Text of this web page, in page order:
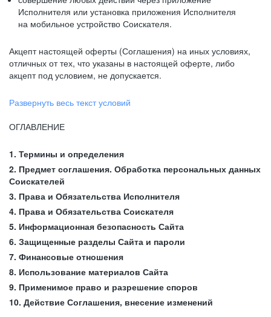
Исполнителя или установка приложения Исполнителя
на мобильное устройство Соискателя.
Акцепт настоящей оферты (Соглашения) на иных условиях,
отличных от тех, что указаны в настоящей оферте, либо
акцепт под условием, не допускается.
Развернуть весь текст условий
ОГЛАВЛЕНИЕ
1. Термины и определения
2. Предмет соглашения. Обработка персональных данных
Соискателей
3. Права и Обязательства Исполнителя
4. Права и Обязательства Соискателя
5. Информационная безопасность Сайта
6. Защищенные разделы Сайта и пароли
7. Финансовые отношения
8. Использование материалов Сайта
9. Применимое право и разрешение споров
10. Действие Соглашения, внесение изменений